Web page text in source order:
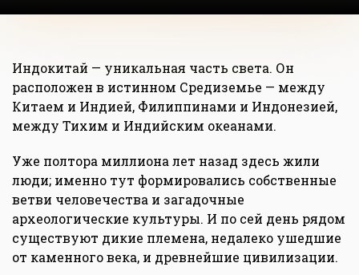
Индокитай — уникальная часть света. Он
расположен в истинном Средиземье — между
Китаем и Индией, Филиппинами и Индонезией,
между Тихим и Индийским океанами.
Уже полтора миллиона лет назад здесь жили
люди; именно тут формировались собственные
ветви человечества и загадочные
археологические культуры. И по сей день рядом
существуют дикие племена, недалеко ушедшие
от каменного века, и древнейшие цивилизации.